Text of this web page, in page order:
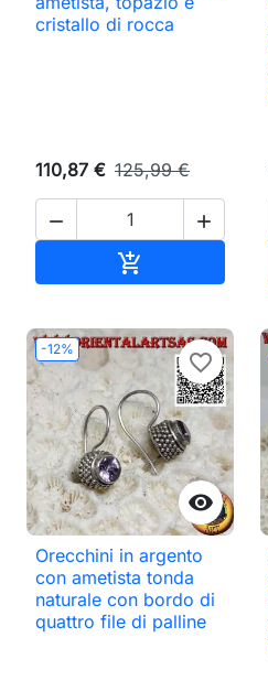
cristallo di rocca
110,87 € 125,99 €
 

-12%

favorite_border
Orecchini in argento
con ametista tonda
naturale con bordo di
quattro file di palline